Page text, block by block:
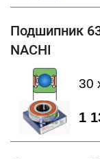
Подшипник
NACHI
1
30